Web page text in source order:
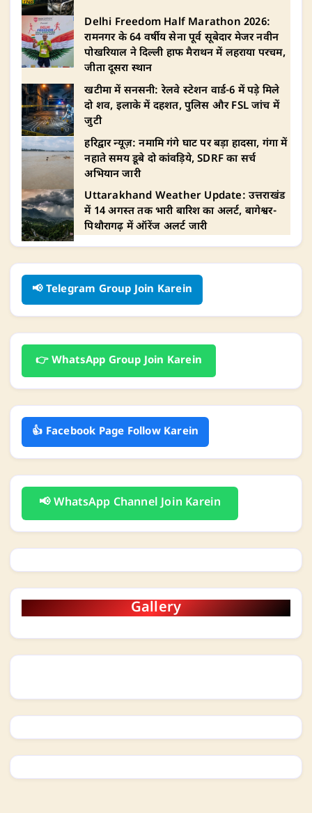
Delhi Freedom Half Marathon 2026:
रामनगर के 64 वर्षीय सेना पूर्व सूबेदार मेजर नवीन
पोखरियाल ने दिल्ली हाफ मैराथन में लहराया परचम,
जीता दूसरा स्थान
खटीमा में सनसनी: रेलवे स्टेशन वार्ड-6 में पड़े मिले
दो शव, इलाके में दहशत, पुलिस और FSL जांच में
जुटी
हरिद्वार न्यूज़: नमामि गंगे घाट पर बड़ा हादसा, गंगा में
नहाते समय डूबे दो कांवड़िये, SDRF का सर्च
अभियान जारी
Uttarakhand Weather Update: उत्तराखंड
में 14 अगस्त तक भारी बारिश का अलर्ट, बागेश्वर-
पिथौरागढ़ में ऑरेंज अलर्ट जारी
📢 Telegram Group Join Karein
👉 WhatsApp Group Join Karein
👍 Facebook Page Follow Karein
📢 WhatsApp Channel Join Karein
Gallery